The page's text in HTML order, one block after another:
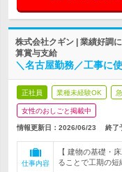
株式会社クギン | 業績好調
算賞与支給
＼名古屋勤務／工事に
正社員 業種未経験OK
女性のおしごと掲載中
情報更新日：2026/06/23 終了
仕事内容
【 建物の基礎・
ることで工期の短